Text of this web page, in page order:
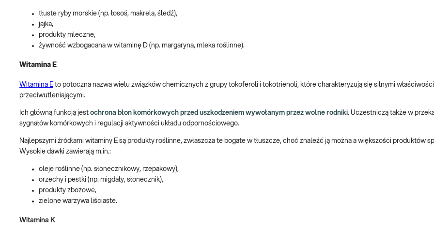
tłuste ryby morskie (np. łosoś, makrela, śledź),
jajka,
produkty mleczne,
żywność wzbogacana w witaminę D (np. margaryna, mleka roślinne).
Witamina E
Witamina E to potoczna nazwa wielu związków chemicznych z grupy tokoferoli i tokotrienoli, które charakteryzują się silnymi
przeciwutleniającymi.
Ich główną funkcją jest ochrona błon komórkowych przed uszkodzeniem wywołanym przez wolne rodniki. Uczestniczą także w
sygnałów komórkowych i regulacji aktywności układu odpornościowego.
Najlepszymi źródłami witaminy E są produkty roślinne, zwłaszcza te bogate w tłuszcze, choć znaleźć ją można a większości produktów
Wysokie dawki zawierają m.in.:
oleje roślinne (np. słonecznikowy, rzepakowy),
orzechy i pestki (np. migdały, słonecznik),
produkty zbożowe,
zielone warzywa liściaste.
Witamina K